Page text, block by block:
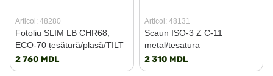
Articol: 48280
Fotoliu SLIM LB CHR68,
ECO-70 țesătură/plasă/TILT
2 760 MDL
Articol: 48131
Scaun ISO-3 Z C-11
metal/tesatura
2 310 MDL